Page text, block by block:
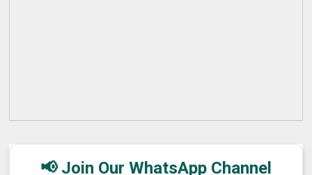
📢 Join Our WhatsApp Channel